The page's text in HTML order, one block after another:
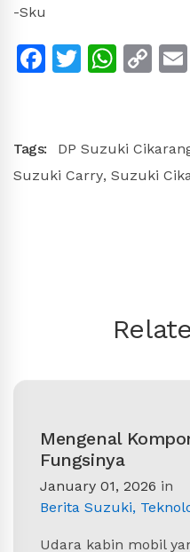
-Sku
Facebook
Twitter
Tags: DP Suzuki
Suzuki Carry, Suzuki
Mengenal
Fungsinya
January 01, 2026 in
Berita Suzuki,
Udara kabin mobil